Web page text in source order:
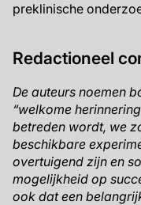
preklinische
Redactioneel
De auteurs noemen
“welkome
betreden wordt, we
beschikbare
overtuigend zijn en
mogelijkheid op
ook dat een